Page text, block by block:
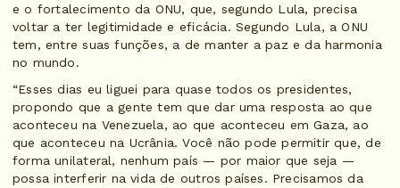
e o fortalecimento da ONU, que, segundo Lula, precisa
voltar a ter legitimidade e eficácia. Segundo Lula, a ONU
tem, entre suas funções, a de manter a paz e da harmonia
no mundo.
“Esses dias eu liguei para quase todos os presidentes,
propondo que a gente tem que dar uma resposta ao que
aconteceu na Venezuela, ao que aconteceu em Gaza, ao
que aconteceu na Ucrânia. Você não pode permitir que, de
forma unilateral, nenhum país — por maior que seja —
possa interferir na vida de outros países. Precisamos da